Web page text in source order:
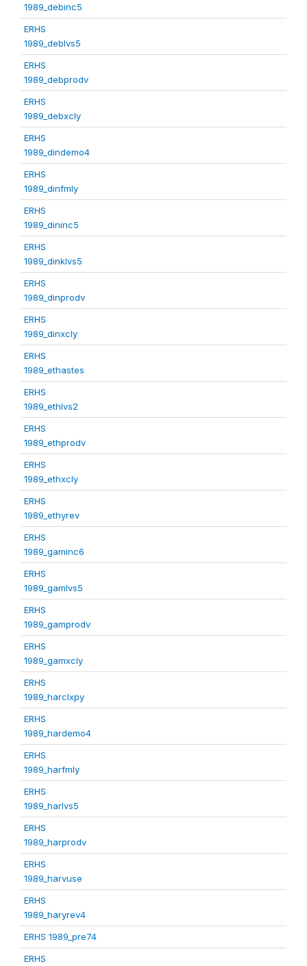
1989_debinc5
ERHS
1989_deblvs5
ERHS
1989_debprodv
ERHS
1989_debxcly
ERHS
1989_dindemo4
ERHS
1989_dinfmly
ERHS
1989_dininc5
ERHS
1989_dinklvs5
ERHS
1989_dinprodv
ERHS
1989_dinxcly
ERHS
1989_ethastes
ERHS
1989_ethlvs2
ERHS
1989_ethprodv
ERHS
1989_ethxcly
ERHS
1989_ethyrev
ERHS
1989_gaminc6
ERHS
1989_gamlvs5
ERHS
1989_gamprodv
ERHS
1989_gamxcly
ERHS
1989_harclxpy
ERHS
1989_hardemo4
ERHS
1989_harfmly
ERHS
1989_harlvs5
ERHS
1989_harprodv
ERHS
1989_harvuse
ERHS
1989_haryrev4
ERHS 1989_pre74
ERHS